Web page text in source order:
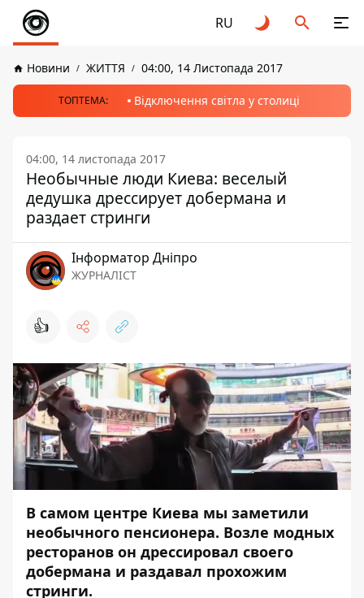
RU
Новини ЖИТТЯ 04:00, 14 Листопада 2017
ТОПТЕМА: Відключення світла у столиці
04:00, 14 листопада 2017
Необычные люди Киева: веселый
дедушка дрессирует добермана и
раздает стринги
Інформатор Дніпро
ЖУРНАЛІСТ
👍
В самом центре Киева мы заметили
необычного пенсионера. Возле модных
ресторанов он дрессировал своего
добермана и раздавал прохожим
стринги.